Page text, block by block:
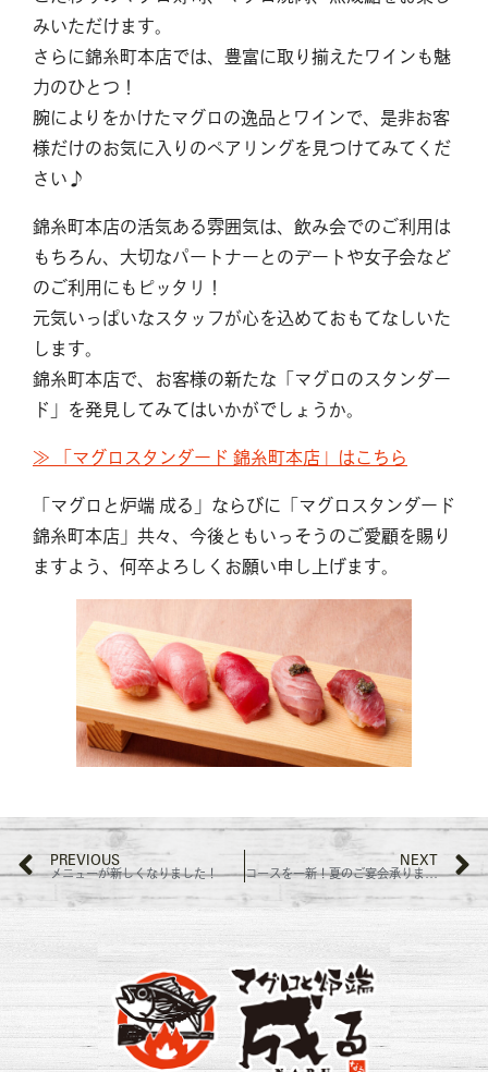
みいただけます。
さらに錦糸町本店では、豊富に取り揃えたワインも魅
力のひとつ！
腕によりをかけたマグロの逸品とワインで、是非お客
様だけのお気に入りのペアリングを見つけてみてくだ
さい♪
錦糸町本店の活気ある雰囲気は、飲み会でのご利用は
もちろん、大切なパートナーとのデートや女子会など
のご利用にもピッタリ！
元気いっぱいなスタッフが心を込めておもてなしいた
します。
錦糸町本店で、お客様の新たな「マグロのスタンダー
ド」を発見してみてはいかがでしょうか。
≫ 「マグロスタンダード 錦糸町本店」はこちら
「マグロと炉端 成る」ならびに「マグロスタンダード
錦糸町本店」共々、今後ともいっそうのご愛顧を賜り
ますよう、何卒よろしくお願い申し上げます。
PREVIOUS
メニューが新しくなりました！
NEXT
コースを一新！夏のご宴会承ります！